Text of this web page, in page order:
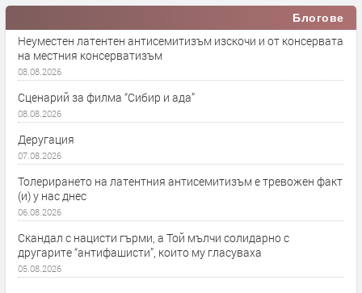
Блогове
Неуместен латентен антисемитизъм изскочи и от консервата
на местния консерватизъм
08.08.2026
Сценарий за филма “Сибир и ада”
08.08.2026
Деругация
07.08.2026
Толерирането на латентния антисемитизъм е тревожен факт
(и) у нас днес
06.08.2026
Скандал с нацисти гърми, а Той мълчи солидарно с
другарите “антифашисти”, които му гласуваха
05.08.2026